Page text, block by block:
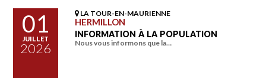
01
JUILLET
2026
LA TOUR-EN-MAURIENNE
HERMILLON
INFORMATION À LA POPULATION
Nous vous informons que la…